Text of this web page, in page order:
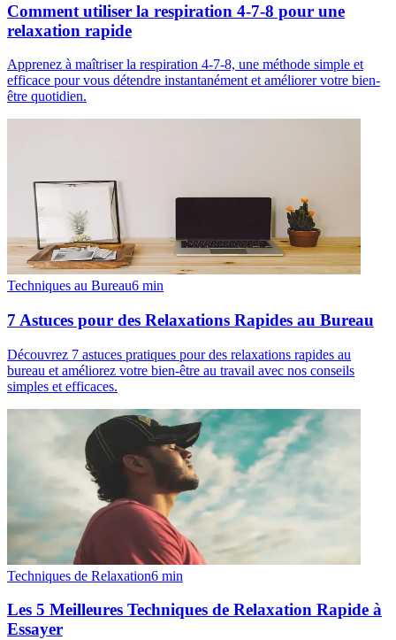
Comment utiliser la respiration 4-7-8 pour une
relaxation rapide
Apprenez à maîtriser la respiration 4-7-8, une méthode simple et
efficace pour vous détendre instantanément et améliorer votre bien-
être quotidien.
Techniques au Bureau6 min
7 Astuces pour des Relaxations Rapides au Bureau
Découvrez 7 astuces pratiques pour des relaxations rapides au
bureau et améliorez votre bien-être au travail avec nos conseils
simples et efficaces.
Techniques de Relaxation6 min
Les 5 Meilleures Techniques de Relaxation Rapide à
Essayer